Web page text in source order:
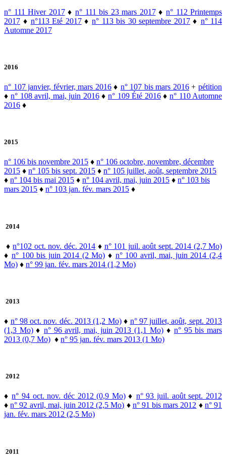
n° 111 Hiver 2017♦ n° 111 bis 23 mars 2017♦ n° 112 Printemps
2017 ♦ n°113 Eté 2017♦n° 113 bis 30 septembre 2017♦ n° 114
Automne 2017
2016
n° 107 janvier, février, mars 2016♦ n° 107 bis mars 2016+pétition
♦ n° 108 avril, mai, juin 2016♦ n° 109 Été 2016♦ n° 110 Automne
2016 ♦
2015
n° 106 bis novembre 2015 ♦ n° 106 octobre, novembre, décembre
2015 ♦ n° 105 bis sept. 2015 ♦ n° 105 juillet, août, septembre 2015
♦ n° 104 bis mai 2015 ♦ n° 104 avril, mai, juin 2015 ♦ n° 103 bis
mars 2015 ♦ n° 103 jan. fév. mars 2015 ♦
2014
♦n°102 oct. nov. déc. 2014 ♦ n° 101 juil. août sept. 2014 (2,7 Mo)
♦n° 100 bis juin 2014 (2 Mo) ♦ n° 100 avril, mai, juin 2014 (2,4
Mo) ♦ n° 99 jan. fév. mars 2014 (1,2 Mo)
2013
♦ n° 98 oct. nov. déc. 2013 (1,2 Mo)♦ n° 97 juillet, août, sept. 2013
(1,3 Mo)♦ n° 96 avril, mai, juin 2013 (1,1 Mo)♦ n° 95 bis mars
2013 (0,7 Mo) ♦ n° 95 jan. fév. mars 2013 (1 Mo)
2012
♦n° 94 oct. nov. déc 2012 (0,9 Mo)♦ n° 93 juil. août sept. 2012
♦n° 92 avril, mai, juin 2012 (2,5 Mo) ♦ n° 91 bis mars 2012 ♦ n° 91
jan. fév. mars 2012 (2,5 Mo)
2011